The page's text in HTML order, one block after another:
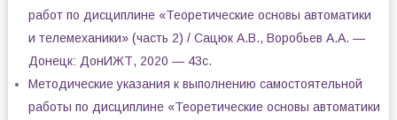
работ по дисциплине «Теоретические основы автоматики
и телемеханики» (часть 2) / Сацюк А.В., Воробьев А.А. —
Донецк: ДонИЖТ, 2020 — 43с.
Методические указания к выполнению самостоятельной
работы по дисциплине «Теоретические основы автоматики